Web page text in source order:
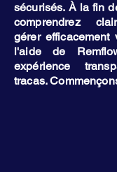
sécurisés. À la fin
comprendrez
gérer efficacement
l'aide de
expérience
tracas.